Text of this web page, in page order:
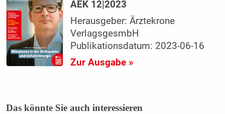
AEK 12|2023
Herausgeber: Ärztekrone
VerlagsgesmbH
Publikationsdatum: 2023-06-16
Zur Ausgabe »
Das könnte Sie auch interessieren